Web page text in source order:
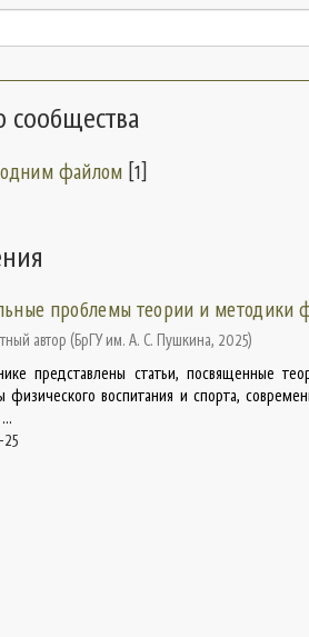
файлом [1]
проблемы теории и методики
автор (БрГУ им. А. С. Пушкина, 2025)
представлены статьи, посвященные
физического воспитания и спорта,
25